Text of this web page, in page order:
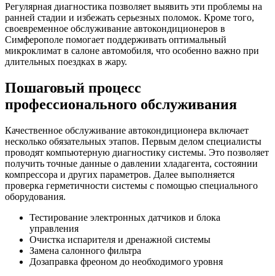
Регулярная диагностика позволяет выявить эти проблемы на
ранней стадии и избежать серьезных поломок. Кроме того,
своевременное обслуживание автокондиционеров в
Симферополе помогает поддерживать оптимальный
микроклимат в салоне автомобиля, что особенно важно при
длительных поездках в жару.
Пошаговый процесс
профессионального обслуживания
Качественное обслуживание автокондиционера включает
несколько обязательных этапов. Первым делом специалисты
проводят компьютерную диагностику системы. Это позволяет
получить точные данные о давлении хладагента, состоянии
компрессора и других параметров. Далее выполняется
проверка герметичности системы с помощью специального
оборудования.
Тестирование электронных датчиков и блока
управления
Очистка испарителя и дренажной системы
Замена салонного фильтра
Дозаправка фреоном до необходимого уровня